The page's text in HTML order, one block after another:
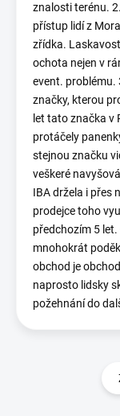
znalosti terénu.
přístup lidí z
zřídka.
ochota nejen v
event. problému.
značky, kterou
let tato značka v
protáčely
stejnou značku
veškeré
IBA držela i přes
prodejce toho
předchozím 5
mnohokrát
obchod je
naprosto lidsky
požehnání do